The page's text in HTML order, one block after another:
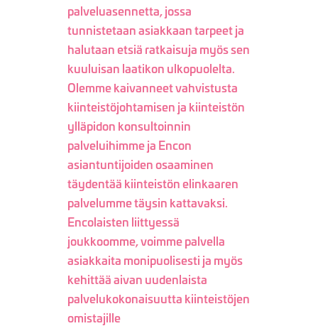
palveluasennetta, jossa
tunnistetaan asiakkaan tarpeet ja
halutaan etsiä ratkaisuja myös sen
kuuluisan laatikon ulkopuolelta.
Olemme kaivanneet vahvistusta
kiinteistöjohtamisen ja kiinteistön
ylläpidon konsultoinnin
palveluihimme ja Encon
asiantuntijoiden osaaminen
täydentää kiinteistön elinkaaren
palvelumme täysin kattavaksi.
Encolaisten liittyessä
joukkoomme, voimme palvella
asiakkaita monipuolisesti ja myös
kehittää aivan uudenlaista
palvelukokonaisuutta kiinteistöjen
omistajille